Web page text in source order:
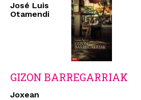
José Luis
Otamendi
GIZON BARREGARRIAK
Joxean